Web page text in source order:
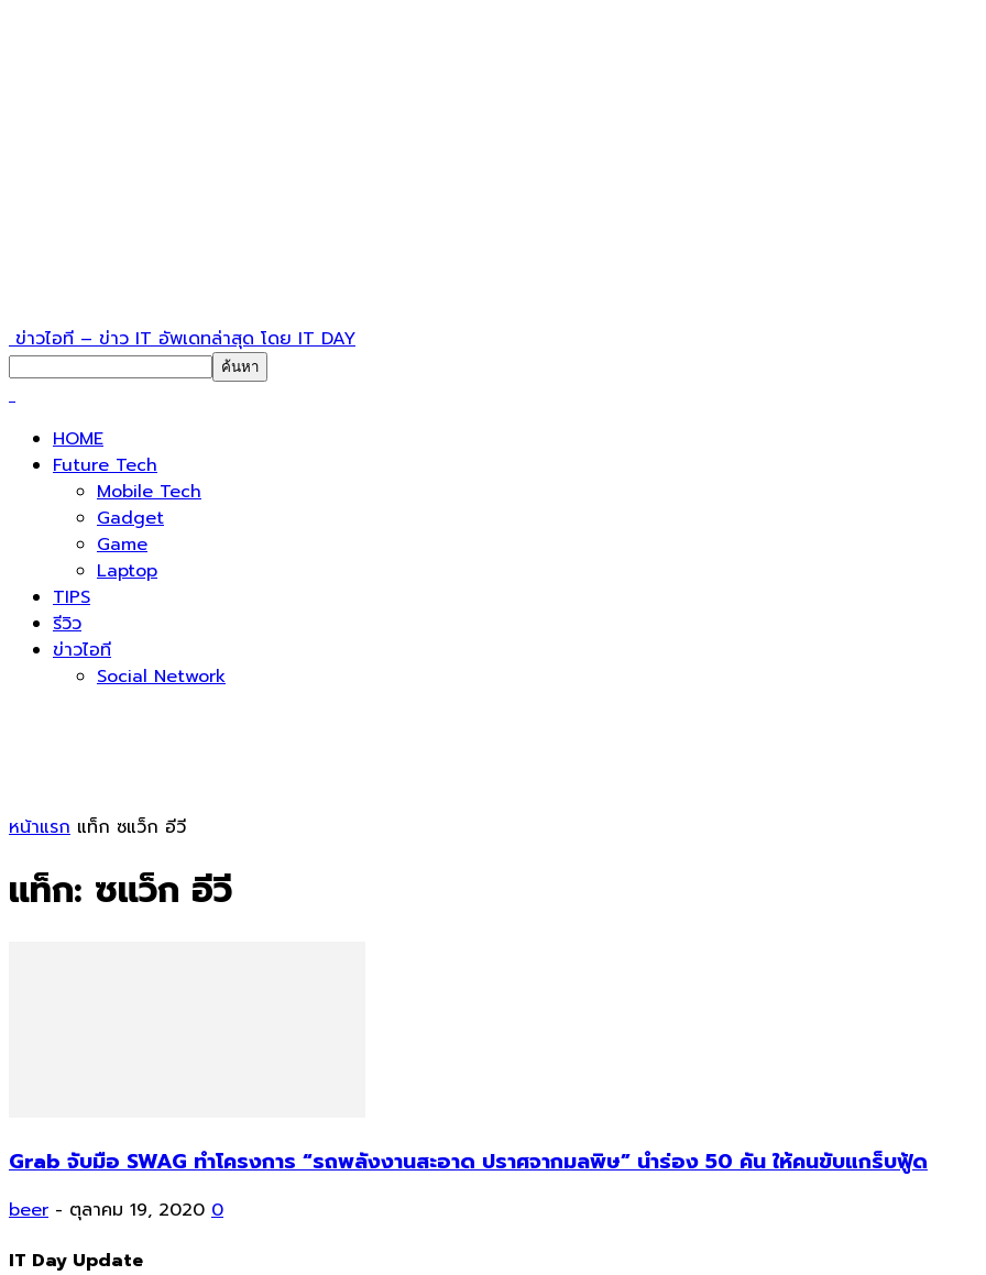
ข่าวไอที – ข่าว IT อัพเดทล่าสุด โดย IT DAY
HOME
Future Tech
Mobile Tech
Gadget
Game
Laptop
TIPS
รีวิว
ข่าวไอที
Social Network
หน้าแรก แท็ก ซแว็ก อีวี
แท็ก: ซแว็ก อีวี
Grab จับมือ SWAG ทำโครงการ “รถพลังงานสะอาด ปราศจากมลพิษ” นำร่อง 50 คัน ให้คนขับแกร็บฟู้ด
beer - ตุลาคม 19, 2020 0
IT Day Update